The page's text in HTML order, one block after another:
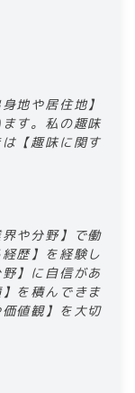
地や居住地】
す。私の趣味
【趣味に関す
や分野】で働
歴】を経験し
】に自信があ
を積んできま
値観】を大切